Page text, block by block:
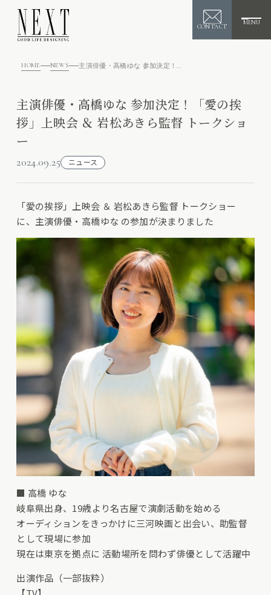
CONTACT
MENU
HOME NEWS
主演俳優・高橋ゆな 参加決定！「愛の挨
拶」上映会 ＆ 岩松あきら監督 トークショ
ー
2024.09.25 ニュース
「愛の挨拶」上映会 ＆ 岩松あきら監督 トークショー
に、主演俳優・高橋ゆな の参加が決まりました
■ 高橋 ゆな
岐阜県出身、19歳より名古屋で演劇活動を始める
オーディションをきっかけに三河映画と出会い、助監督
として現場に参加
現在は東京を拠点に 活動場所を問わず俳優として活躍中
出演作品（一部抜粋）